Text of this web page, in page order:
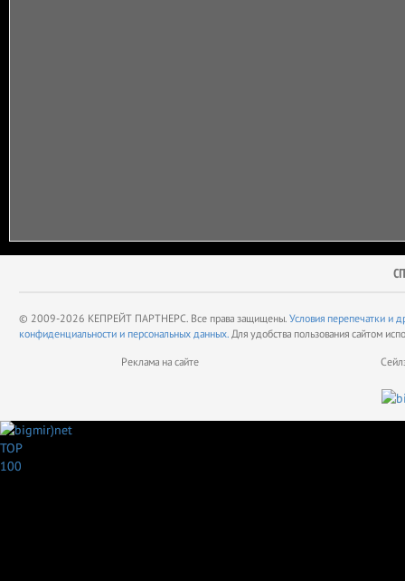
© 2009-2026 КЕПРЕЙТ ПАРТНЕРС. Все права защищены. Условия перепечатки и
конфиденциальности и персональных данных. Для удобства пользования сайтом
Реклама на сайте